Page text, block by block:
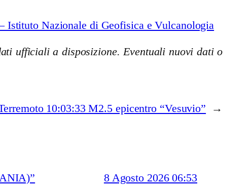
Istituto Nazionale di Geofisica e Vulcanologia
ufficiali a disposizione. Eventuali nuovi dati o
10:03:33 M2.5 epicentro “Vesuvio” →
8 Agosto 2026 06:53